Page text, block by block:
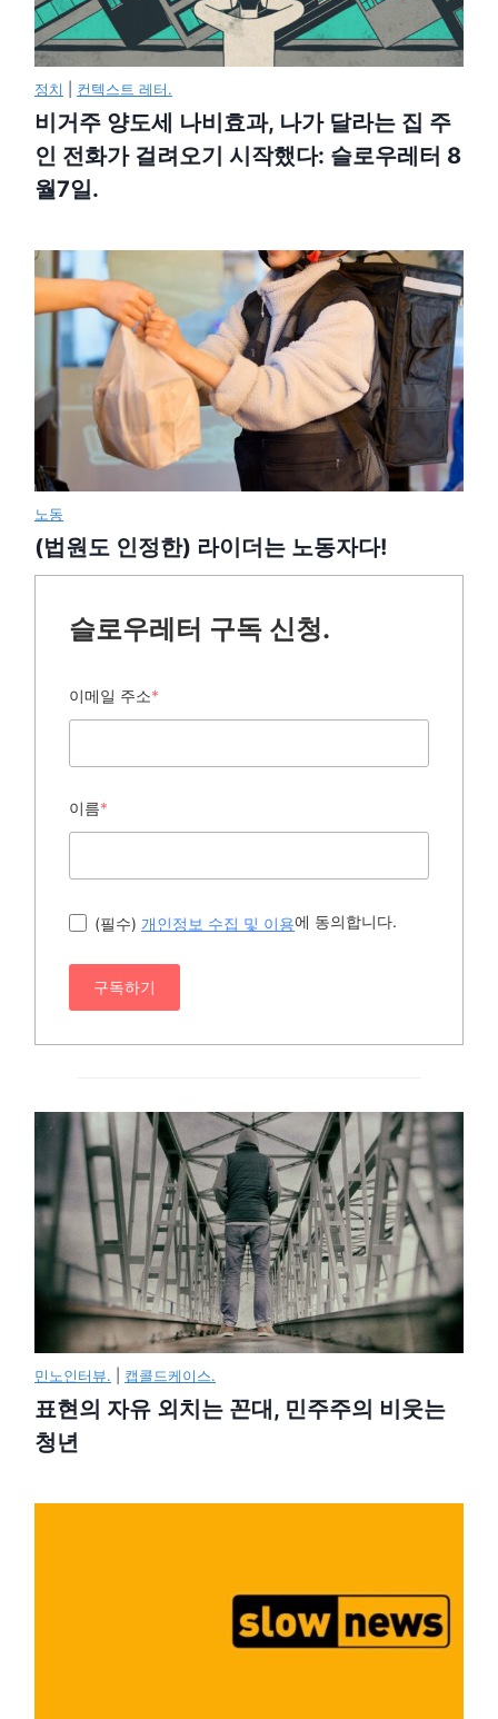
정치 컨텍스트 레터.
비거주 양도세 나비효과, 나가 달라는 집 주
인 전화가 걸려오기 시작했다: 슬로우레터 8
월7일.
노동
(법원도 인정한) 라이더는 노동자다!
슬로우레터 구독 신청.
이메일 주소*
이름*
(필수) 개인정보 수집 및 이용에 동의합니다.
구독하기
민노인터뷰. 캡콜드케이스.
표현의 자유 외치는 꼰대, 민주주의 비웃는
청년